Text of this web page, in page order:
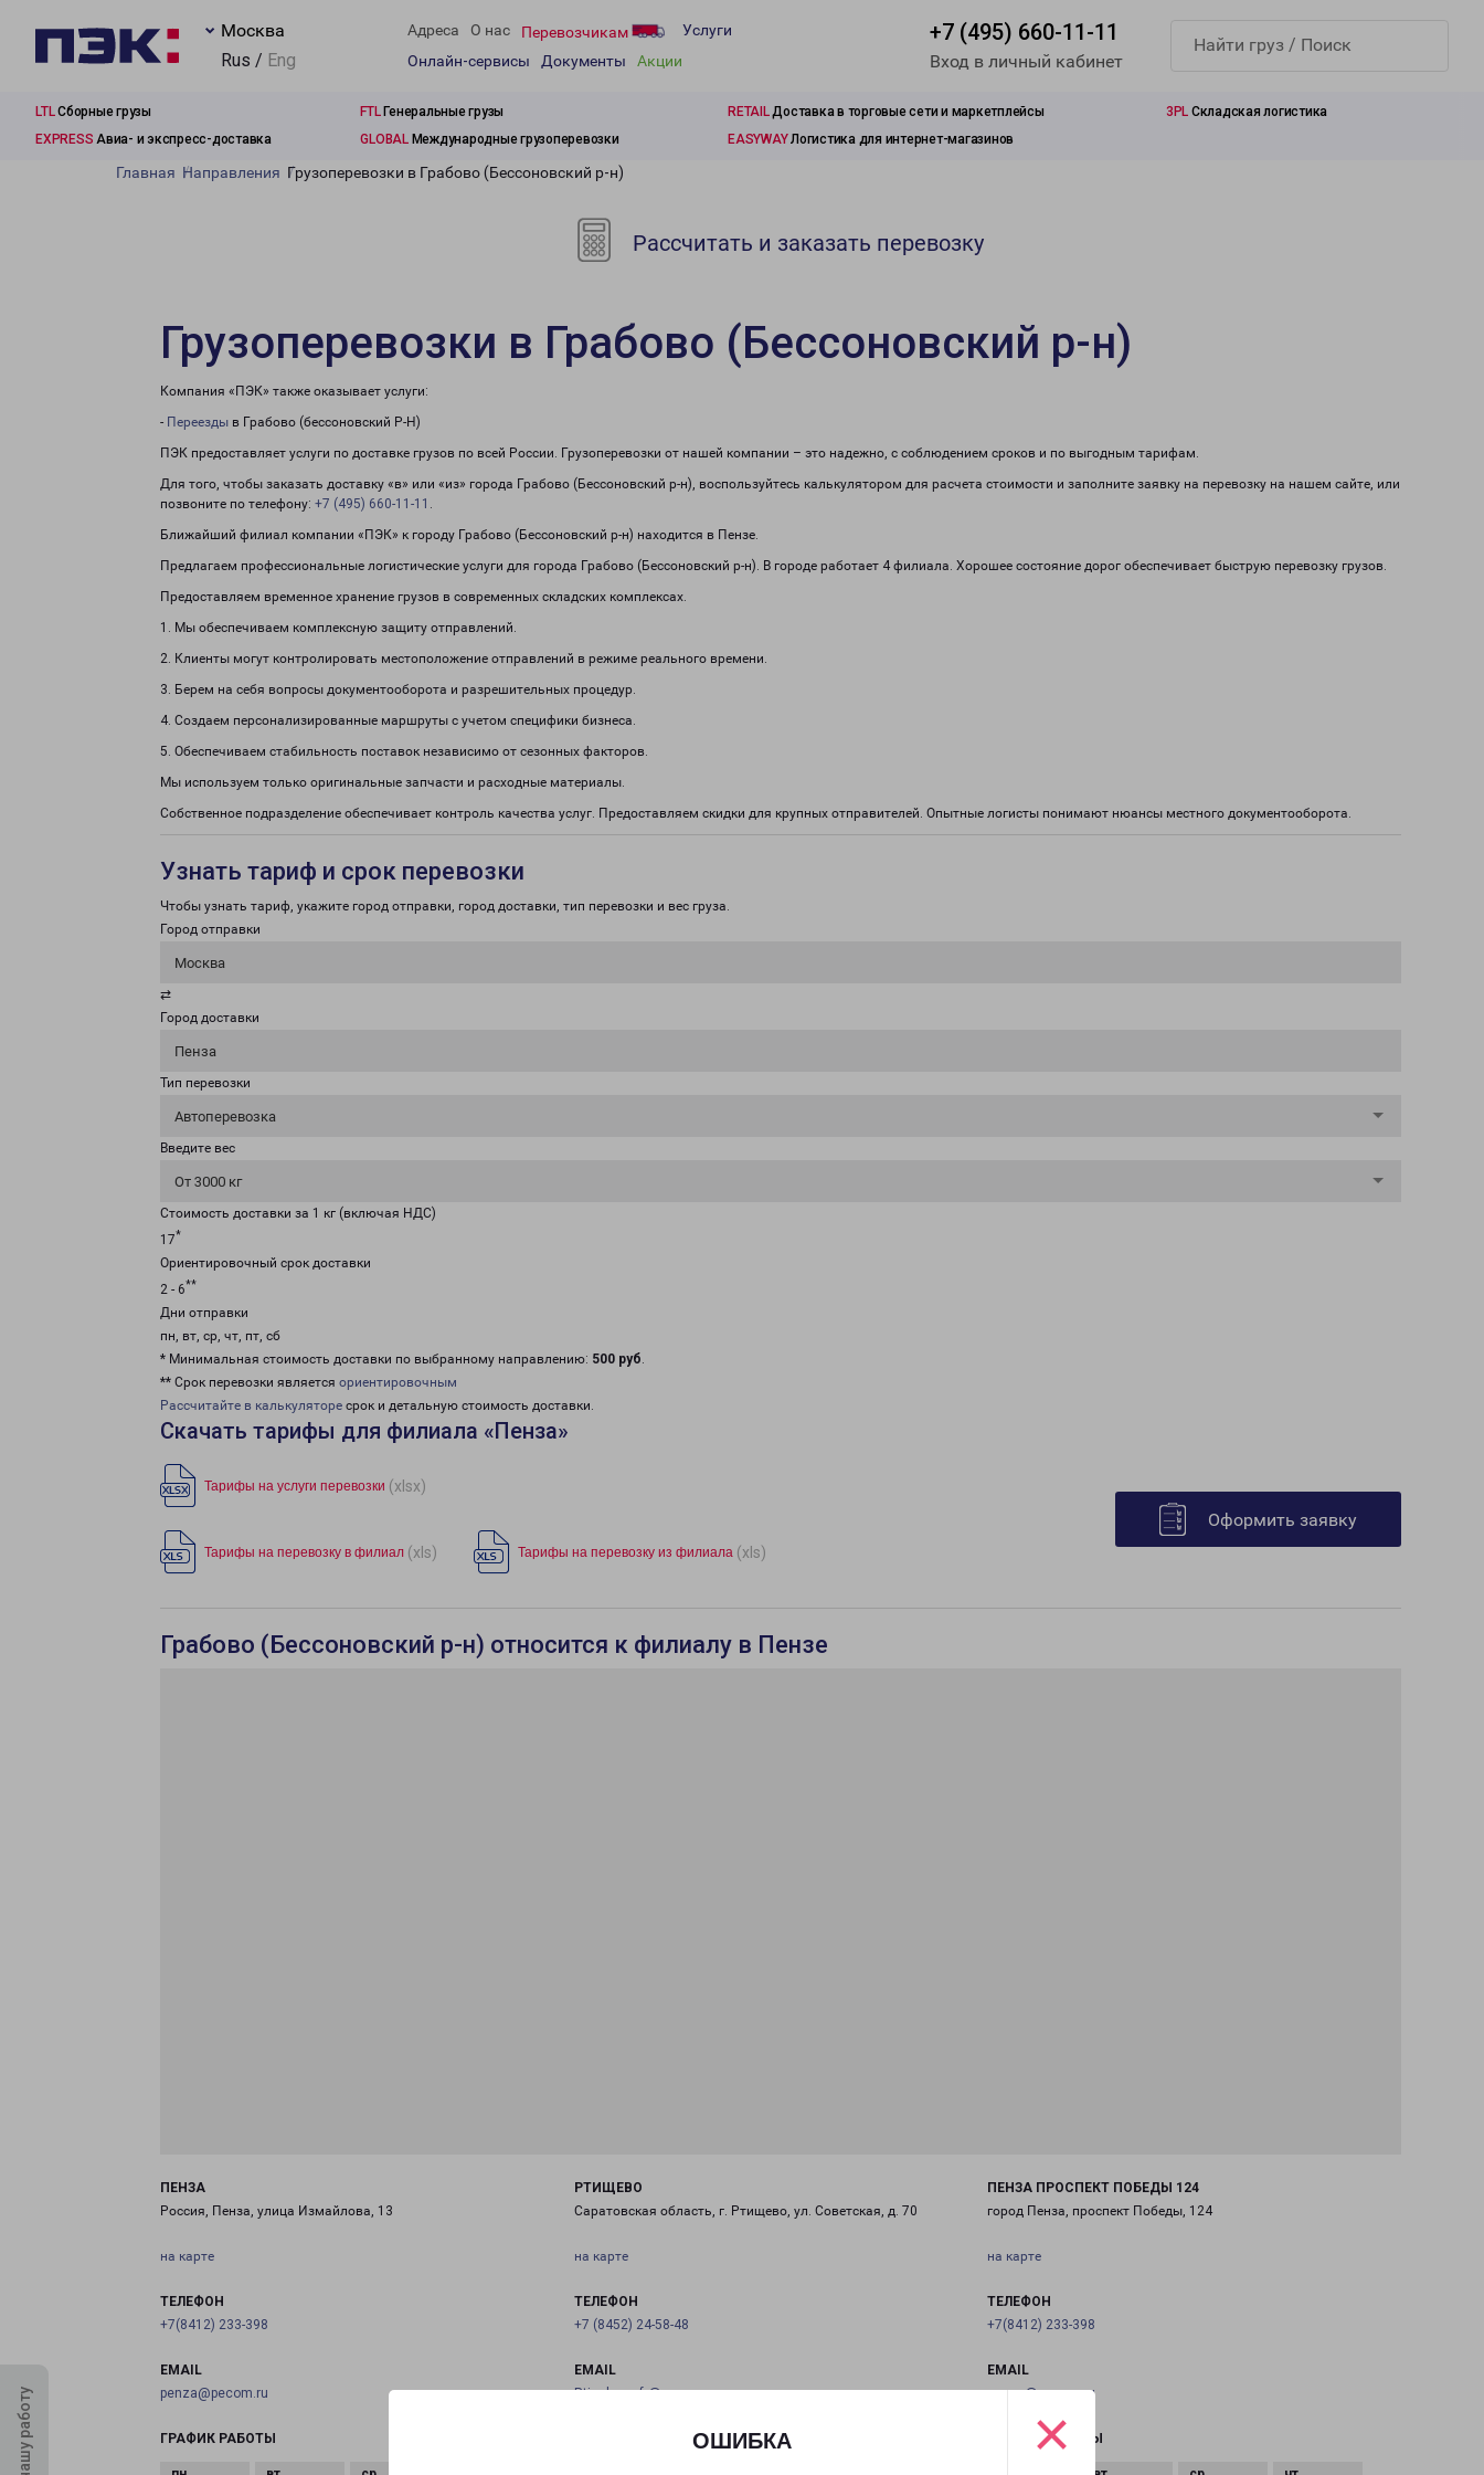
ОШИБКА ×
Москва
Rus / Eng
Адреса О нас Перевозчикам
Услуги
Онлайн-сервисы
Документы Акции
+7 (495) 660-11-11
Вход в личный кабинет
LTLСборные грузы FTLГенеральные грузы RETAILДоставка в торговые сети и маркетплейсы 3PL Складская логистика
EXPRESS Авиа- и экспресс-доставка GLOBALМеждународные грузоперевозки EASYWAYЛогистика для интернет-магазинов
Главная Направления Грузоперевозки в Грабово (Бессоновский р-н)
Рассчитать и заказать перевозку
Грузоперевозки в Грабово (Бессоновский р-н)
Компания «ПЭК» также оказывает услуги:
- Переезды в Грабово (бессоновский Р-Н)
ПЭК предоставляет услуги по доставке грузов по всей России. Грузоперевозки от нашей компании – это надежно, с соблюдением сроков и по выгодным тарифам.
Для того, чтобы заказать доставку «в» или «из» города Грабово (Бессоновский р-н), воспользуйтесь калькулятором для расчета стоимости и заполните заявку на перевозку на нашем сайте, или
позвоните по телефону: +7 (495) 660-11-11 .
Ближайший филиал компании «ПЭК» к городу Грабово (Бессоновский р-н) находится в Пензе.
Предлагаем профессиональные логистические услуги для города Грабово (Бессоновский р-н). В городе работает 4 филиала. Хорошее состояние дорог обеспечивает быструю перевозку грузов.
Предоставляем временное хранение грузов в современных складских комплексах.
1. Мы обеспечиваем комплексную защиту отправлений.
2. Клиенты могут контролировать местоположение отправлений в режиме реального времени.
3. Берем на себя вопросы документооборота и разрешительных процедур.
4. Создаем персонализированные маршруты с учетом специфики бизнеса.
5. Обеспечиваем стабильность поставок независимо от сезонных факторов.
Мы используем только оригинальные запчасти и расходные материалы.
Собственное подразделение обеспечивает контроль качества услуг. Предоставляем скидки для крупных отправителей. Опытные логисты понимают нюансы местного документооборота.
Узнать тариф и срок перевозки
Чтобы узнать тариф, укажите город отправки, город доставки, тип перевозки и вес груза.
Город отправки
Москва
⇄
Город доставки
Пенза
Тип перевозки
Автоперевозка
Введите вес
От 3000 кг
Стоимость доставки за 1 кг (включая НДС)
17*
Ориентировочный срок доставки
2 - 6**
Дни отправки
пн, вт, ср, чт, пт, сб
* Минимальная стоимость доставки по выбранному направлению: 500 руб.
** Срок перевозки является ориентировочным
Рассчитайте в калькуляторе срок и детальную стоимость доставки.
Скачать тарифы для филиала «Пенза»
Тарифы на услуги перевозки (xlsx)
Тарифы на перевозку в филиал (xls) Тарифы на перевозку из филиала (xls)
Оформить заявку
Грабово (Бессоновский р-н) относится к филиалу в Пензе
ПЕНЗА
Россия, Пенза, улица Измайлова, 13
на карте
ТЕЛЕФОН
+7(8412) 233-398
EMAIL
penza@pecom.ru
ГРАФИК РАБОТЫ
РТИЩЕВО
Саратовская область, г. Ртищево, ул. Советская, д. 70
на карте
ТЕЛЕФОН
+7 (8452) 24-58-48
EMAIL
Rtischevo-fr@pecom.ru
ПЕНЗА ПРОСПЕКТ ПОБЕДЫ 124
город Пенза, проспект Победы, 124
на карте
ТЕЛЕФОН
+7(8412) 233-398
EMAIL
penza@pecom.ru
ГРАФИК РАБОТЫ